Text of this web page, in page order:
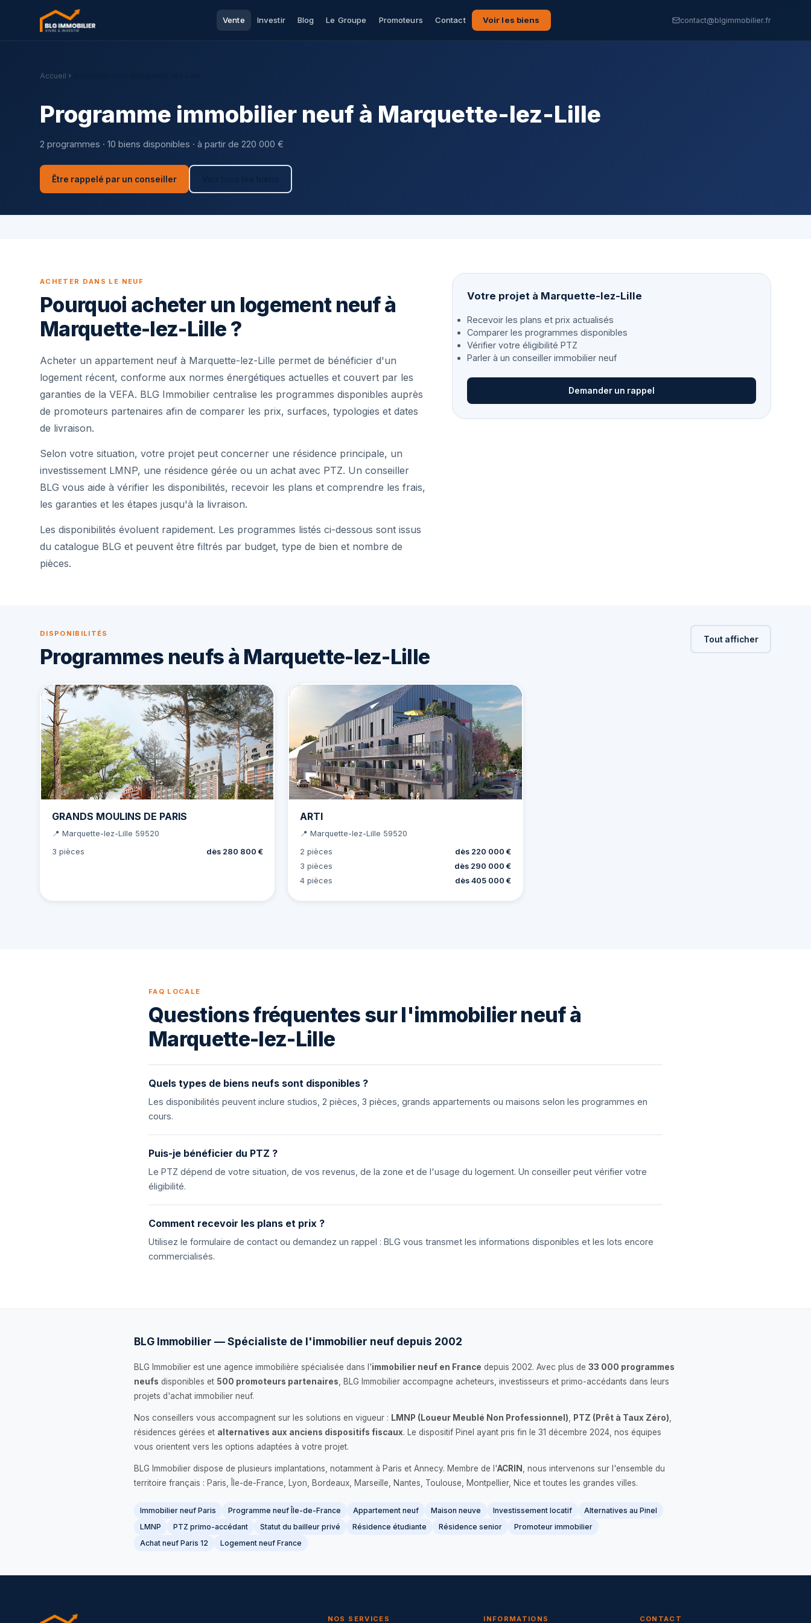
Vente Investir Blog Le Groupe Promoteurs Contact Voir les biens contact@blgimmobilier.fr
Accueil
Programme immobilier neuf à Marquette-lez-Lille
2 programmes · 10 biens disponibles · à partir de 220 000 €
Être rappelé par un conseiller
ACHETER DANS LE NEUF
Pourquoi acheter un logement neuf à
Marquette-lez-Lille ?
Acheter un appartement neuf à Marquette-lez-Lille permet de bénéficier d'un
logement récent, conforme aux normes énergétiques actuelles et couvert par les
garanties de la VEFA. BLG Immobilier centralise les programmes disponibles auprès
de promoteurs partenaires afin de comparer les prix, surfaces, typologies et dates
de livraison.
Selon votre situation, votre projet peut concerner une résidence principale, un
investissement LMNP, une résidence gérée ou un achat avec PTZ. Un conseiller
BLG vous aide à vérifier les disponibilités, recevoir les plans et comprendre les frais,
les garanties et les étapes jusqu'à la livraison.
Les disponibilités évoluent rapidement. Les programmes listés ci-dessous sont issus
du catalogue BLG et peuvent être filtrés par budget, type de bien et nombre de
pièces.
Votre projet à Marquette-lez-Lille
Recevoir les plans et prix actualisés
Comparer les programmes disponibles
Vérifier votre éligibilité PTZ
Parler à un conseiller immobilier neuf
Demander un rappel
DISPONIBILITÉS
Programmes neufs à Marquette-lez-Lille
Tout afficher
GRANDS MOULINS DE PARIS
📍 Marquette-lez-Lille 59520
3 pièces
dès 280 800 €
ARTI
📍 Marquette-lez-Lille 59520
2 pièces
dès 220 000 €
3 pièces
dès 290 000 €
4 pièces
dès 405 000 €
FAQ LOCALE
Questions fréquentes sur l'immobilier neuf à
Marquette-lez-Lille
Quels types de biens neufs sont disponibles ?
Les disponibilités peuvent inclure studios, 2 pièces, 3 pièces, grands appartements ou maisons selon les programmes en
cours.
Puis-je bénéficier du PTZ ?
Le PTZ dépend de votre situation, de vos revenus, de la zone et de l'usage du logement. Un conseiller peut vérifier votre
éligibilité.
Comment recevoir les plans et prix ?
Utilisez le formulaire de contact ou demandez un rappel : BLG vous transmet les informations disponibles et les lots encore
commercialisés.
BLG Immobilier — Spécialiste de l'immobilier neuf depuis 2002
BLG Immobilier est une agence immobilière spécialisée dans l'immobilier neuf en France depuis 2002. Avec plus de 33 000 programmes
neufs disponibles et 500 promoteurs partenaires , BLG Immobilier accompagne acheteurs, investisseurs et primo-accédants dans leurs
projets d'achat immobilier neuf.
Nos conseillers vous accompagnent sur les solutions en vigueur : LMNP (Loueur Meublé Non Professionnel) PTZ (Prêt à Taux Zéro)
résidences gérées et alternatives aux anciens dispositifs fiscaux. Le dispositif Pinel ayant pris fin le 31 décembre 2024, nos équipes
vous orientent vers les options adaptées à votre projet.
BLG Immobilier dispose de plusieurs implantations, notamment à Paris et Annecy. Membre de l'ACRIN
, nous intervenons sur l'ensemble du
territoire français : Paris, Île-de-France, Lyon, Bordeaux, Marseille, Nantes, Toulouse, Montpellier, Nice et toutes les grandes villes.
Immobilier neuf Paris Programme neuf Île-de-France Appartement neuf Maison neuve Investissement locatif
Alternatives au Pinel
LMNP
PTZ primo-accédant Statut du bailleur privé Résidence étudiante Résidence senior
Promoteur immobilier
Achat neuf Paris 12
Logement neuf France
NOS SERVICES INFORMATIONS CONTACT